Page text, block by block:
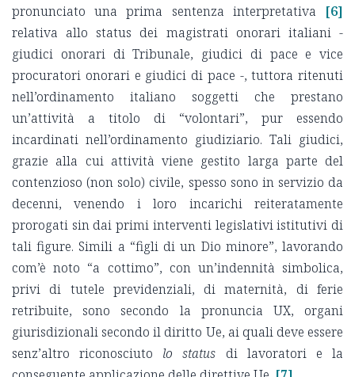
pronunciato una prima sentenza interpretativa
[6]
relativa allo status dei magistrati onorari italiani -
giudici onorari di Tribunale, giudici di pace e vice
procuratori onorari e giudici di pace -, tuttora ritenuti
nell’ordinamento italiano soggetti che prestano
un’attività a titolo di “volontari”, pur essendo
incardinati nell’ordinamento giudiziario. Tali giudici,
grazie alla cui attività viene gestito larga parte del
contenzioso (non solo) civile, spesso sono in servizio da
decenni, venendo i loro incarichi reiteratamente
prorogati sin dai primi interventi legislativi istitutivi di
tali figure. Simili a “figli di un Dio minore”, lavorando
com’è noto “a cottimo”, con un’indennità simbolica,
privi di tutele previdenziali, di maternità, di ferie
retribuite, sono secondo la pronuncia UX, organi
giurisdizionali secondo il diritto Ue, ai quali deve essere
senz’altro riconosciuto lo status di lavoratori e la